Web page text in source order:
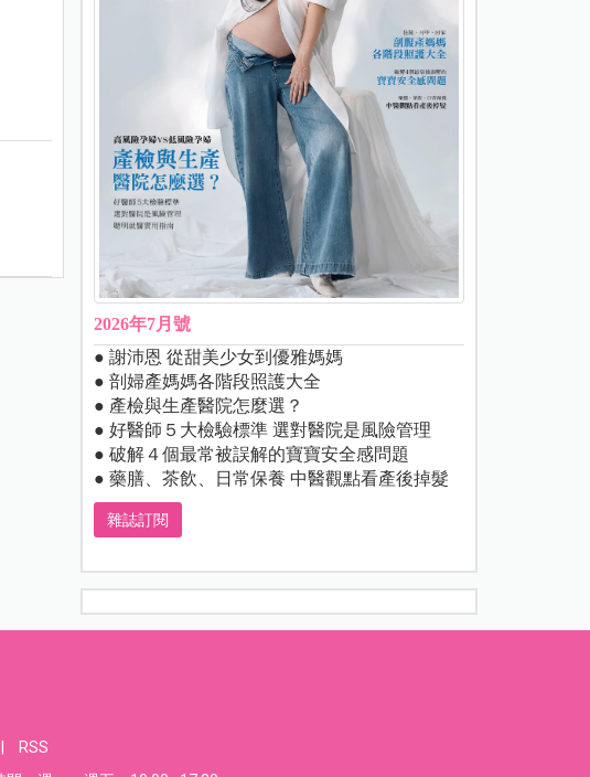
2026年7月號
● 謝沛恩 從甜美少女到優雅媽媽
● 剖婦產媽媽各階段照護大全
● 產檢與生產醫院怎麼選？
● 好醫師５大檢驗標準 選對醫院是風險管理
● 破解４個最常被誤解的寶寶安全感問題
● 藥膳、茶飲、日常保養 中醫觀點看產後掉髮
雜誌訂閱
RSS